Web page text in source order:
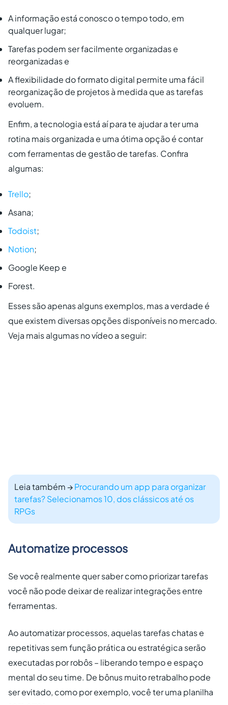
A informação está conosco o tempo todo, em
qualquer lugar;
Tarefas podem ser facilmente organizadas e
reorganizadas e
A flexibilidade do formato digital permite uma fácil
reorganização de projetos à medida que as tarefas
evoluem.
Enfim, atecnologia está aí para te ajudar a ter uma
rotina mais organizada e uma ótima opção é contar
com ferramentas de gestão de tarefas. Confira
algumas:
Trello;
Asana;
Todoist;
Notion;
Google Keep e
Forest.
Esses são apenas alguns exemplos, mas a verdade é
que existem diversas opções disponíveis no mercado.
Veja mais algumas no vídeo a seguir:
Leia também→Procurando um app para organizar
tarefas? Selecionamos 10, dos clássicos até os
RPGs
Automatize processos
Se você realmente quer sabercomo priorizar tarefas
você não pode deixar de realizar integrações entre
ferramentas.
Ao automatizar processos, aquelas tarefas chatas e
repetitivas sem função prática ou estratégica serão
executadas por robôs – liberando tempo e espaço
mental do seu time. De bônus muito retrabalho pode
ser evitado, como por exemplo, você ter uma planilha